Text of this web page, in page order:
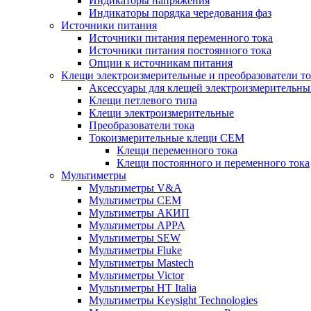
Индикаторы порядка чередования фаз
Источники питания
Источники питания переменного тока
Источники питания постоянного тока
Опции к источникам питания
Клещи электроизмерительные и преобразователи
Аксессуары для клещей
Клещи петлевого типа
Клещи электроизмерительные
Преобразователи тока
Токоизмерительные клещи CEM
Клещи переменного тока
Клещи постоянного и переменного тока
Мультиметры
Мультиметры V&A
Мультиметры CEM
Мультиметры АКИП
Мультиметры APPA
Мультиметры SEW
Мультиметры Fluke
Мультиметры Mastech
Мультиметры Victor
Мультиметры HT Italia
Мультиметры Keysight Technologies